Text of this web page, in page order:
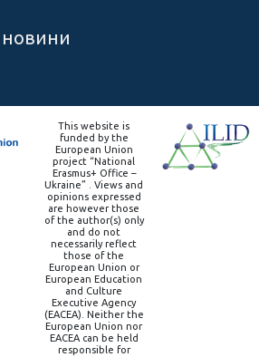
новини
This website is
funded by the
European Union
project “National
Erasmus+ Office –
Ukraine” . Views and
opinions expressed
are however those
of the author(s) only
and do not
necessarily reflect
those of the
European Union or
European Education
and Culture
Executive Agency
(EACEA). Neither the
European Union nor
EACEA can be held
responsible for